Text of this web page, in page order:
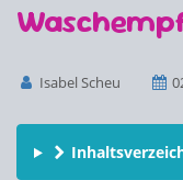
Isabel Scheu